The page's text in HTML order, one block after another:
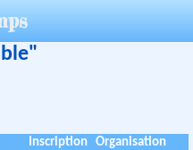
Inscription
Organisation